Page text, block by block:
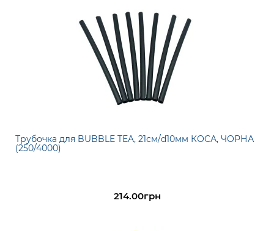
Трубочка для BUBBLE TEA, 21см/d10мм КОСА, ЧОРНА
(250/4000)
214.00грн